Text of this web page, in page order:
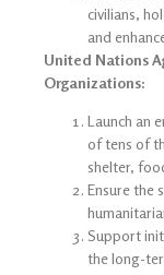
civilians,
and
United Nations
Organizations:
Launch an
of tens of
shelter,
Ensure the
Support
the long-